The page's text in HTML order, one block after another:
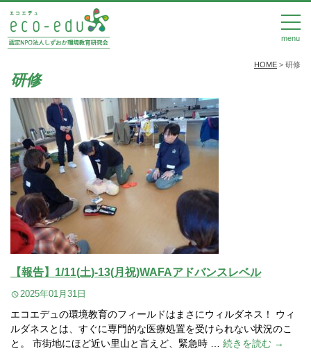
menu
HOME > 研修
研修
【報告】1/11(土)‐13(月祝)WAFAアドバンスレベル
2025年01月31日
エコエデュの環境教育のフィールドはまさにウィルダネス！ ウィ
ルダネスとは、すぐに専門的な医療処置を受けられない状況のこ
と。 市街地にほど近い里山と言えど、緊急時 … 続きを読む →